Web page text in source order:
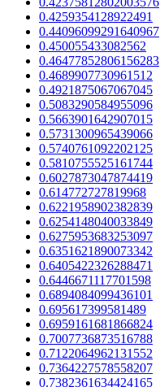
0.4259354128922491
0.44096099291640967
0.450055433082562
0.46477852806156283
0.4689907730961512
0.4921875067067045
0.5083290584955096
0.5663901642907015
0.5731300965439066
0.5740761092202125
0.5810755525161744
0.6027873047874419
0.614772727819968
0.6221958902382839
0.6254148040033849
0.6275953683253097
0.6351621890073342
0.6405422326288471
0.6446671117701598
0.6894084099436101
0.695617399581489
0.6959161681866824
0.7007736873516788
0.7122064962131552
0.7364227578558207
0.7382361634424165